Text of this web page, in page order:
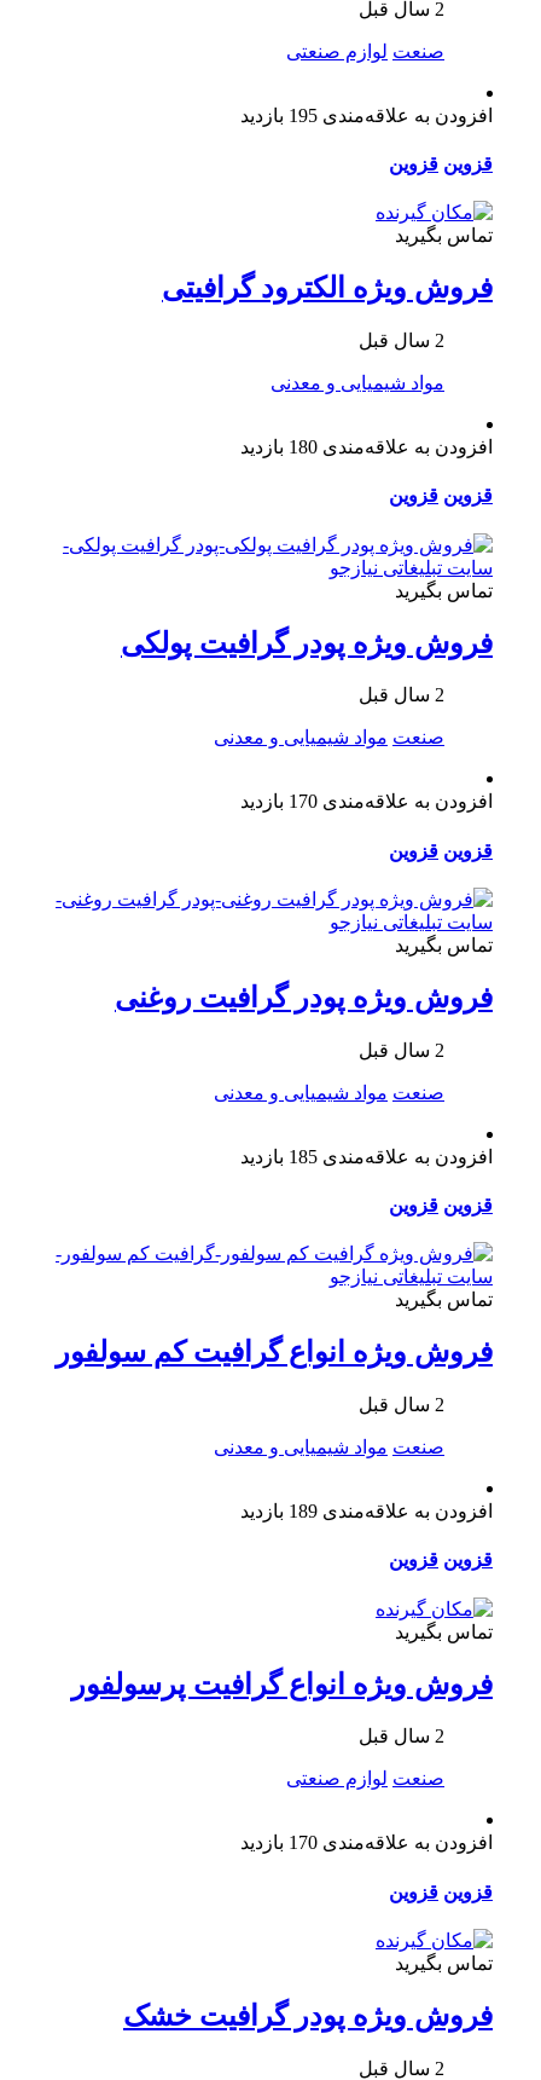
2 سال قبل
صنعت لوازم صنعتی
افزودن به علاقه‌مندی 195 بازدید
قزوین قزوین
تماس بگیرید
فروش ویژه الکترود گرافیتی
2 سال قبل
مواد شیمیایی و معدنی
افزودن به علاقه‌مندی 180 بازدید
قزوین قزوین
تماس بگیرید
فروش ویژه پودر گرافیت پولکی
2 سال قبل
صنعت مواد شیمیایی و معدنی
افزودن به علاقه‌مندی 170 بازدید
قزوین قزوین
تماس بگیرید
فروش ویژه پودر گرافیت روغنی
2 سال قبل
صنعت مواد شیمیایی و معدنی
افزودن به علاقه‌مندی 185 بازدید
قزوین قزوین
تماس بگیرید
فروش ویژه انواع گرافیت کم سولفور
2 سال قبل
صنعت مواد شیمیایی و معدنی
افزودن به علاقه‌مندی 189 بازدید
قزوین قزوین
تماس بگیرید
فروش ویژه انواع گرافیت پرسولفور
2 سال قبل
صنعت لوازم صنعتی
افزودن به علاقه‌مندی 170 بازدید
قزوین قزوین
تماس بگیرید
فروش ویژه پودر گرافیت خشک
2 سال قبل